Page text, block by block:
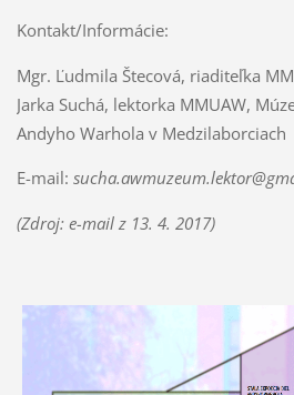
Kontakt/Informácie:
Mgr. Ľudmila Štecová, riaditeľka
Jarka Suchá, lektorka MMUAW,
Andyho Warhola v Medzilaborciach
E-mail:
(Zdroj: e-mail z 13. 4. 2017)